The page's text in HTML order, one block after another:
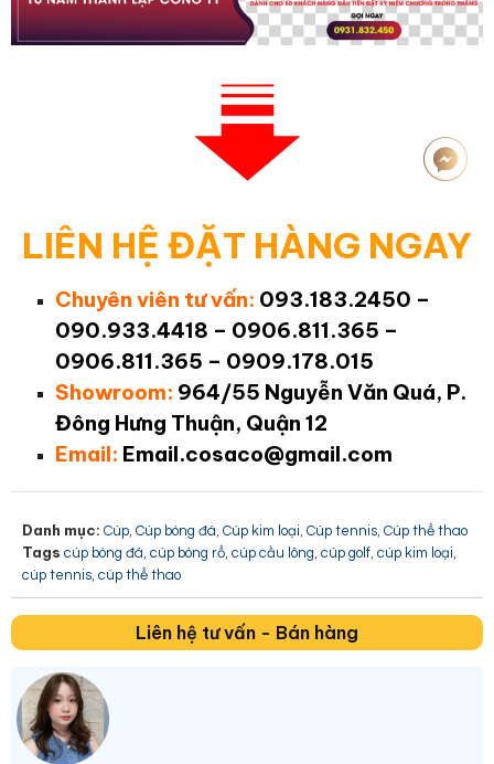
LIÊN HỆ ĐẶT HÀNG NGAY
Chuyên viên tư vấn: 093.183.2450 –
090.933.4418 – 0906.811.365 –
0906.811.365 – 0909.178.015
Showroom: 964/55 Nguyễn Văn Quá, P.
Đông Hưng Thuận, Quận 12
Email: Email.cosaco@gmail.com
Danh mục: Cúp, Cúp bóng đá, Cúp kim loại, Cúp tennis, Cúp thể thao
Tags cúp bóng đá, cúp bóng rổ, cúp cầu lông, cúp golf, cúp kim loại,
cúp tennis, cúp thể thao
Liên hệ tư vấn - Bán hàng